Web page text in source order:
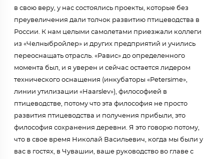
в свою веру, у нас состоялись проекты, которые без
преувеличения дали толчок развитию птицеводства в
России. К нам целыми самолетами приезжали коллеги
из «Челныбройлер» и других предприятий и учились
переоснащать отрасль. «Равис» до определенного
момента был, и я уверен и сейчас остается лидером
технического оснащения (инкубаторы «Petersime»,
линии утилизации «Haarslev»), философией в
птицеводстве, потому что эта философия не просто
развития птицеводства и получения прибыли, это
философия сохранения деревни. Я это говорю потому,
что в свое время Николай Васильевич, когда мы были у
вас в гостях, в Чувашии, ваше руководство во главе с